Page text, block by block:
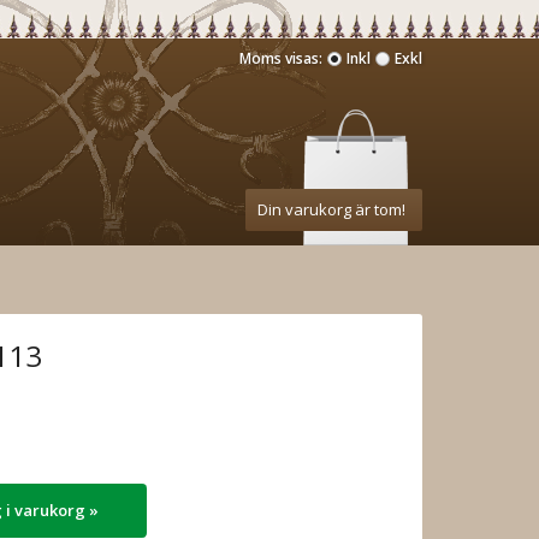
Din varukorg är tom!
Moms visas: Inkl Exkl
i varukorg »